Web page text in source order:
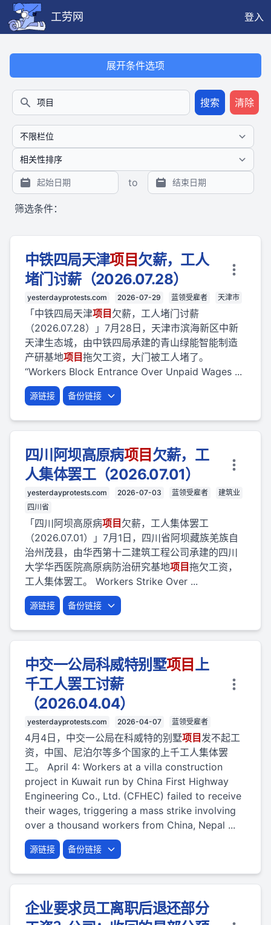
工劳网
登入
展开条件选项
搜索
搜索 清除
to
筛选条件：
中铁四局天津项目欠薪，工人
堵门讨薪（2026.07.28）
yesterdayprotests.com 2026-07-29 蓝领受雇者 天津市
「中铁四局天津项目 欠薪，工人堵门讨薪
（2026.07.28）」7月28日，天津市滨海新区中新
天津生态城，由中铁四局承建的青山绿能智能制造
产研基地项目拖欠工资，大门被工人堵了。
“Workers Block Entrance Over Unpaid Wages ...
源链接 备份链接
四川阿坝高原病项目 欠薪，工
人集体罢工（2026.07.01）
yesterdayprotests.com 2026-07-03 蓝领受雇者
建筑业
四川省
「四川阿坝高原病项目 欠薪，工人集体罢工
（2026.07.01）」7月1日，四川省阿坝藏族羌族自
治州茂县，由华西第十二建筑工程公司承建的四川
大学华西医院高原病防治研究基地项目拖欠工资，
工人集体罢工。 Workers Strike Over ...
源链接 备份链接
中交一公局科威特别墅项目 上
千工人罢工讨薪
（2026.04.04）
yesterdayprotests.com 2026-04-07 蓝领受雇者
4月4日，中交一公局在科威特的别墅项目发不起工
资，中国、尼泊尔等多个国家的上千工人集体罢
工。 April 4: Workers at a villa construction
project in Kuwait run by China First Highway
Engineering Co., Ltd. (CFHEC) failed to receive
their wages, triggering a mass strike involving
over a thousand workers from China, Nepal ...
源链接 备份链接
企业要求员工离职后退还部分